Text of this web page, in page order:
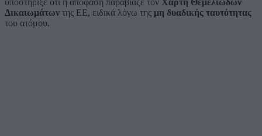
Δικαιωμάτων της ΕΕ, ειδικά λόγω της μη δυαδικής ταυτότητας
του ατόμου.